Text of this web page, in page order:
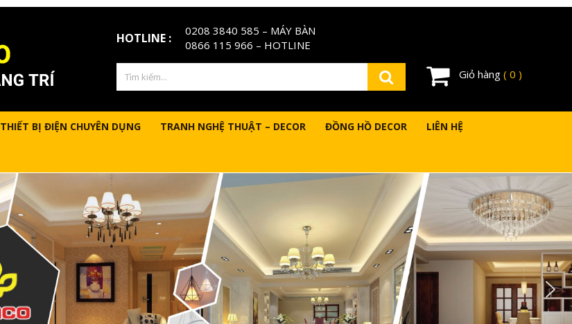
HOTLINE : 0208 3840 585 – MÁY BÀN
0866 115 966 – HOTLINE
Giỏ hàng ( 0 )
THIẾT BỊ ĐIỆN CHUYÊN DỤNG TRANH NGHỆ THUẬT – DECOR ĐỒNG HỒ DECOR LIÊN HỆ